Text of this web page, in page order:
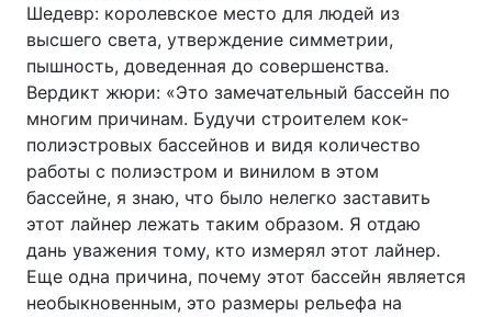
Шедевр: королевское место для людей из
высшего света, утверждение симметрии,
пышность, доведенная до совершенства.
Вердикт жюри: «Это замечательный бассейн по
многим причинам. Будучи строителем кок-
полиэстровых бассейнов и видя количество
работы с полиэстром и винилом в этом
бассейне, я знаю, что было нелегко заставить
этот лайнер лежать таким образом. Я отдаю
дань уважения тому, кто измерял этот лайнер.
Еще одна причина, почему этот бассейн является
необыкновенным, это размеры рельефа на